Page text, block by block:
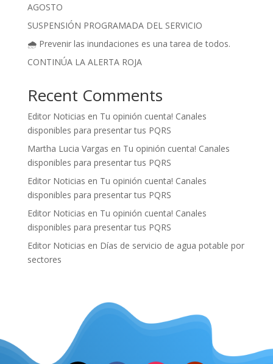
AGOSTO
SUSPENSIÓN PROGRAMADA DEL SERVICIO
🌧️ Prevenir las inundaciones es una tarea de todos.
CONTINÚA LA ALERTA ROJA
Recent Comments
Editor Noticias en Tu opinión cuenta! Canales
disponibles para presentar tus PQRS
Martha Lucia Vargas en Tu opinión cuenta! Canales
disponibles para presentar tus PQRS
Editor Noticias en Tu opinión cuenta! Canales
disponibles para presentar tus PQRS
Editor Noticias en Tu opinión cuenta! Canales
disponibles para presentar tus PQRS
Editor Noticias en Días de servicio de agua potable por
sectores